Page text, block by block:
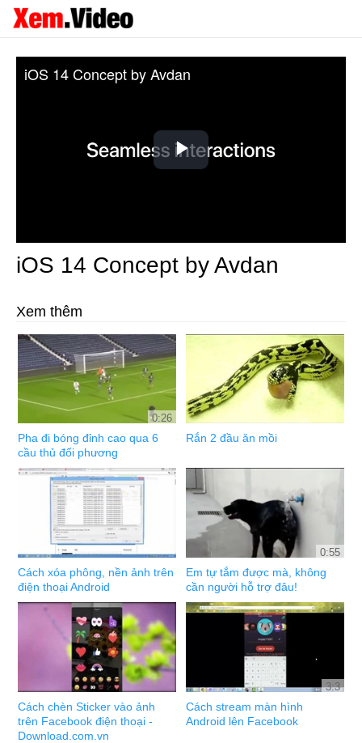
Play
iOS 14 Concept by Avdan
iOS 14 Concept by Avdan
Xem thêm
0:26
Pha đi bóng đỉnh cao qua 6
cầu thủ đối phương
Rắn 2 đầu ăn mồi
Cách xóa phông, nền ảnh trên
điện thoại Android
0:55
Em tự tắm được mà, không
cần người hỗ trợ đâu!
Cách chèn Sticker vào ảnh
trên Facebook điện thoại -
Download.com.vn
3:3
Cách stream màn hình
Android lên Facebook